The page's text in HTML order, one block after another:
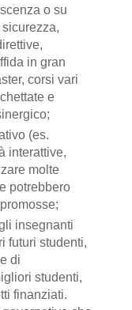
o su
in gran
corsi vari
e
(es.
interattive,
molte
potrebbero
insegnanti
futuri studenti,
di
studenti,
finanziati.